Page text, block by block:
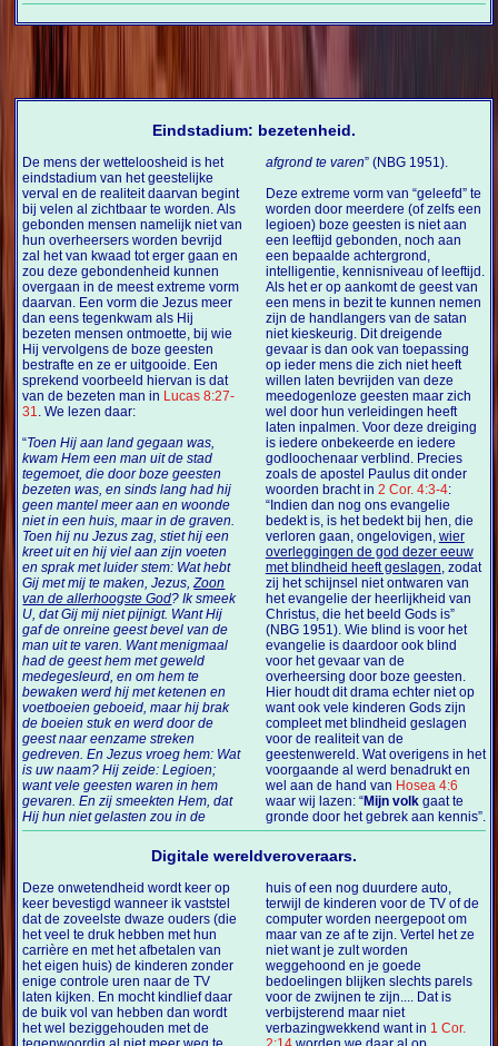
Eindstadium: bezetenheid.
De mens der wetteloosheid is het
eindstadium van het geestelijke
verval en de realiteit daarvan begint
bij velen al zichtbaar te worden. Als
gebonden mensen namelijk niet van
hun overheersers worden bevrijd
zal het van kwaad tot erger gaan en
zou deze gebondenheid kunnen
overgaan in de meest extreme vorm
daarvan. Een vorm die Jezus meer
dan eens tegenkwam als Hij
bezeten mensen ontmoette, bij wie
Hij vervolgens de boze geesten
bestrafte en ze er uitgooide. Een
sprekend voorbeeld hiervan is dat
van de bezeten man in Lucas 8:27-
31. We lezen daar:
“Toen Hij aan land gegaan was,
kwam Hem een man uit de stad
tegemoet, die door boze geesten
bezeten was, en sinds lang had hij
geen mantel meer aan en woonde
niet in een huis, maar in de graven.
Toen hij nu Jezus zag, stiet hij een
kreet uit en hij viel aan zijn voeten
en sprak met luider stem: Wat hebt
Gij met mij te maken, Jezus,Zoon
van de allerhoogste God? Ik smeek
U, dat Gij mij niet pijnigt. Want Hij
gaf de onreine geest bevel van de
man uit te varen. Want menigmaal
had de geest hem met geweld
medegesleurd, en om hem te
bewaken werd hij met ketenen en
voetboeien geboeid, maar hij brak
de boeien stuk en werd door de
geest naar eenzame streken
gedreven. En Jezus vroeg hem: Wat
is uw naam? Hij zeide: Legioen;
want vele geesten waren in hem
gevaren. En zij smeekten Hem, dat
Hij hun niet gelasten zou in de
afgrond te varen” (NBG 1951).
Deze extreme vorm van “geleefd” te
worden door meerdere (of zelfs een
legioen) boze geesten is niet aan
een leeftijd gebonden, noch aan
een bepaalde achtergrond,
intelligentie, kennisniveau of leeftijd.
Als het er op aankomt de geest van
een mens in bezit te kunnen nemen
zijn de handlangers van de satan
niet kieskeurig. Dit dreigende
gevaar is dan ook van toepassing
op ieder mens die zich niet heeft
willen laten bevrijden van deze
meedogenloze geesten maar zich
wel door hun verleidingen heeft
laten inpalmen. Voor deze dreiging
is iedere onbekeerde en iedere
godloochenaar verblind. Precies
zoals de apostel Paulus dit onder
woorden bracht in 2 Cor. 4:3-4:
“Indien dan nog ons evangelie
bedekt is, is het bedekt bij hen, die
verloren gaan, ongelovigen, wier
overleggingen de god dezer eeuw
met blindheid heeft geslagen, zodat
zij het schijnsel niet ontwaren van
het evangelie der heerlijkheid van
Christus, die het beeld Gods is”
(NBG 1951). Wie blind is voor het
evangelie is daardoor ook blind
voor het gevaar van de
overheersing door boze geesten.
Hier houdt dit drama echter niet op
want ook vele kinderen Gods zijn
compleet met blindheid geslagen
voor de realiteit van de
geestenwereld. Wat overigens in het
voorgaande al werd benadrukt en
wel aan de hand van Hosea 4:6
waar wij lazen: “Mijn volkgaat te
gronde door het gebrek aan kennis”.
Digitale wereldveroveraars.
Deze onwetendheid wordt keer op
keer bevestigd wanneer ik vaststel
dat de zoveelste dwaze ouders (die
het veel te druk hebben met hun
carrière en met het afbetalen van
het eigen huis) de kinderen zonder
enige controle uren naar de TV
laten kijken. En mocht kindlief daar
de buik vol van hebben dan wordt
het wel beziggehouden met de
huis of een nog duurdere auto,
terwijl de kinderen voor de TV of de
computer worden neergepoot om
maar van ze af te zijn. Vertel het ze
niet want je zult worden
weggehoond en je goede
bedoelingen blijken slechts parels
voor de zwijnen te zijn.... Dat is
verbijsterend maar niet
verbazingwekkend want in 1 Cor.